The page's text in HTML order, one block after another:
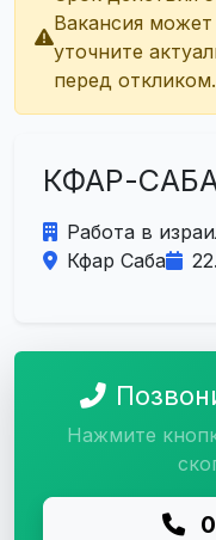
Вакансия
уточните
перед откликом.
КФАР-
Работа в
Кфар Саба
Нажмите